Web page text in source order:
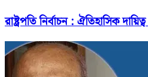
রাষ্ট্রপতি নির্বাচন : ঐতিহাসিক